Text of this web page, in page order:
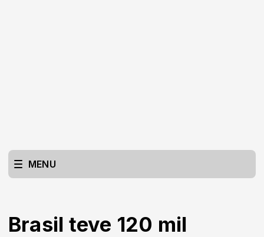
MENU
Brasil teve 120 mil